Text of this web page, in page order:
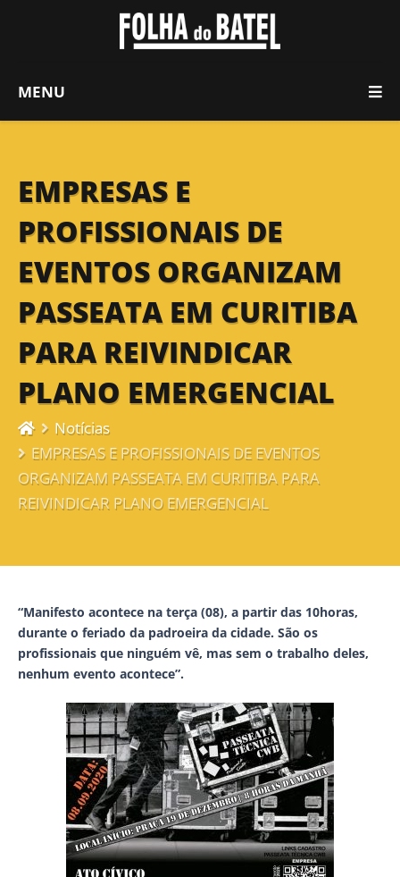
MENU
EMPRESAS E
PROFISSIONAIS DE
EVENTOS ORGANIZAM
PASSEATA EM CURITIBA
PARA REIVINDICAR
PLANO EMERGENCIAL
Notícias
EMPRESAS E PROFISSIONAIS DE EVENTOS
ORGANIZAM PASSEATA EM CURITIBA PARA
REIVINDICAR PLANO EMERGENCIAL
“Manifesto acontece na terça (08), a partir das 10horas,
durante o feriado da padroeira da cidade. São os
profissionais que ninguém vê, mas sem o trabalho deles,
nenhum evento acontece”.